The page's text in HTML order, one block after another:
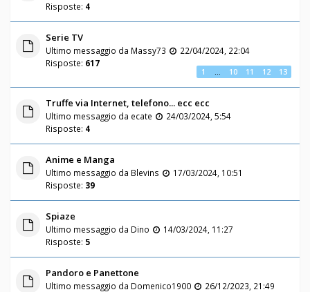
Risposte: 4
Serie TV
Ultimo messaggio da Massy73
22/04/2024, 22:04
Risposte: 617
1 … 10 11 12 13
Truffe via Internet, telefono... ecc ecc
Ultimo messaggio da ecate
24/03/2024, 5:54
Risposte: 4
Anime e Manga
Ultimo messaggio da Blevins
17/03/2024, 10:51
Risposte: 39
Spiaze
Ultimo messaggio da Dino
14/03/2024, 11:27
Risposte: 5
Pandoro e Panettone
Ultimo messaggio da Domenico1900
26/12/2023, 21:49